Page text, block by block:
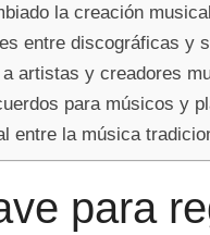
la creación musical
entre discográficas y
artistas y creadores
para músicos y
entre la música
para